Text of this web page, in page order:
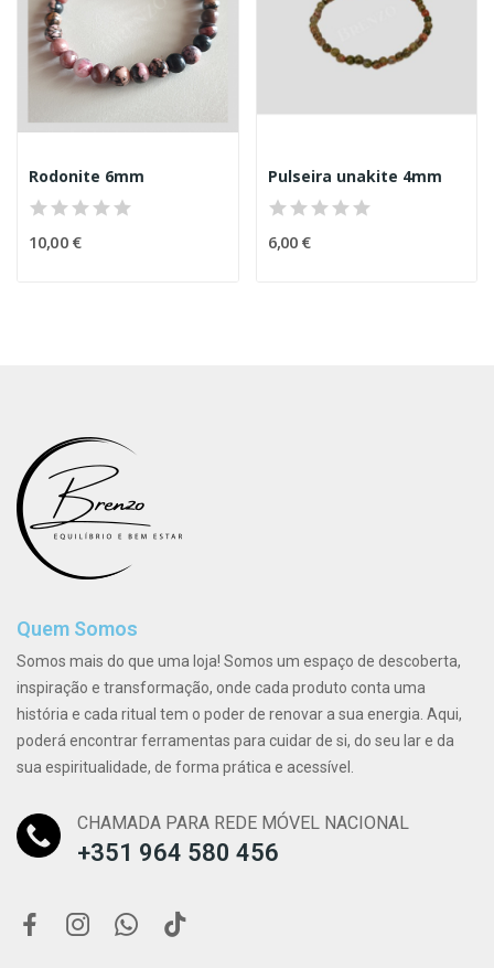
Rodonite 6mm
10,00 €
Pulseira unakite 4mm
6,00 €
Quem Somos
Somos mais do que uma loja! Somos um espaço de descoberta,
inspiração e transformação, onde cada produto conta uma
história e cada ritual tem o poder de renovar a sua energia. Aqui,
poderá encontrar ferramentas para cuidar de si, do seu lar e da
sua espiritualidade, de forma prática e acessível.
CHAMADA PARA REDE MÓVEL NACIONAL
+351 964 580 456